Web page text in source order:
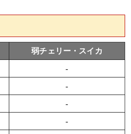
弱チェリー・スイカ
-
-
-
-